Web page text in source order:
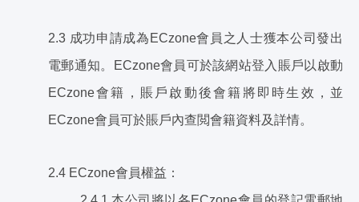
2.3 成功申請成為ECzone會員之人士獲本公司發出
電郵通知。ECzone會員可於該網站登入賬戶以啟動
ECzone會籍，賬戶啟動後會籍將即時生效，並
ECzone會員可於賬戶內查閲會籍資料及詳情。
2.4 ECzone會員權益：